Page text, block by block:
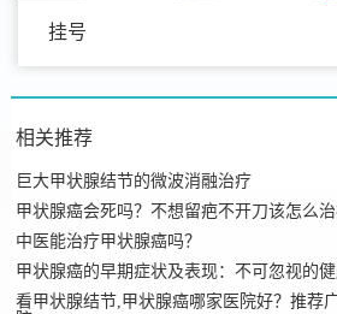
挂号
相关推荐
巨大甲状腺结节的微波消融治疗
甲状腺癌会死吗？不想留疤不开刀该怎么治
中医能治疗甲状腺癌吗？
甲状腺癌的早期症状及表现：不可忽视的
看甲状腺结节,甲状腺癌哪家医院好？推荐